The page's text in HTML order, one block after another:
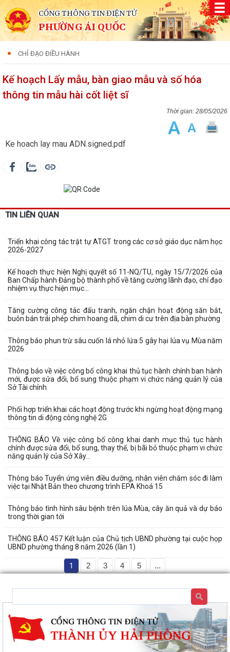
CỔNG THÔNG TIN ĐIỆN TỬ
PHƯỜNG ÁI QUỐC
CHỈ ĐẠO ĐIỀU HÀNH
Kế hoạch Lấy mẫu, bàn giao mẫu và số hóa
thông tin mẫu hài cốt liệt sĩ
28/05/2026
Ke hoach lay mau ADN.signed.pdf
TIN LIÊN QUAN
Triển khai công tác trật tự ATGT trong các cơ sở giáo dục năm học
2026-2027
Kế hoạch thực hiện Nghị quyết số 11-NQ/TU, ngày 15/7/2026 của
Ban Chấp hành Đảng bộ thành phố về tăng cường lãnh đạo, chỉ đạo
nhiệm vụ thực hiện mục...
Tăng cường công tác đấu tranh, ngăn chặn hoạt động săn bắt,
buôn bán trái phép chim hoang dã, chim di cư trên địa bàn phường
Thông báo phun trừ sâu cuốn lá nhỏ lứa 5 gây hại lúa vụ Mùa năm
2026
Thông báo về việc công bố công khai thủ tục hành chính ban hành
mới, được sửa đổi, bổ sung thuộc phạm vi chức năng quản lý của
Sở Tài chính
Phối hợp triển khai các hoạt động trước khi ngừng hoạt động mạng
thông tin di động công nghệ 2G
THÔNG BÁO Về việc công bố công khai danh mục thủ tục hành
chính được sửa đổi, bổ sung, thay thế, bị bãi bỏ thuộc phạm vi chức
năng quản lý của Sở Xây...
Thông báo Tuyển ứng viên điều dưỡng, nhân viên chăm sóc đi làm
việc tại Nhật Bản theo chương trình EPA Khoá 15
Thông báo tình hình sâu bệnh trên lúa Mùa, cây ăn quả và dự báo
trong thời gian tới
THÔNG BÁO 457 Kết luận của Chủ tịch UBND phường tại cuộc họp
UBND phường tháng 8 năm 2026 (lần 1)
1 2 3 4 5 ...